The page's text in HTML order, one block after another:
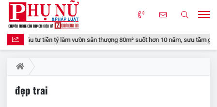
đầu tư tiền tỷ làm vườn sân thượng 80m² suốt hơn 10 năm, sưu tầm gần
đẹp trai